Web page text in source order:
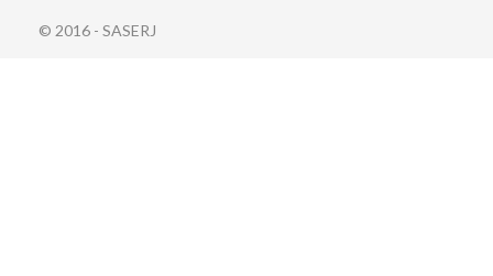
© 2016 - SASERJ